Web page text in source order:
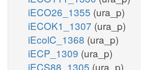
iECO26_1355 (ura_p)
iECOK1_1307 (ura_p)
iEcolC_1368 (ura_p)
iECP_1309 (ura_p)
iECS88_1305 (ura_p)